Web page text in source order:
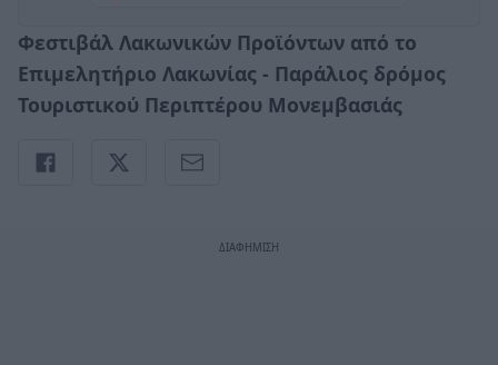
Φεστιβάλ Λακωνικών Προϊόντων από το
Επιμελητήριο Λακωνίας - Παράλιος δρόμος
Τουριστικού Περιπτέρου Μονεμβασιάς